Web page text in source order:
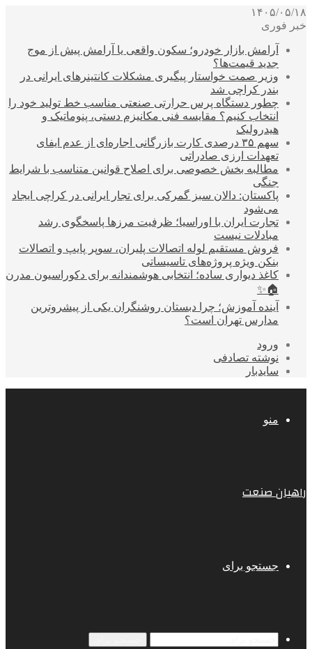
۱۴۰۵/۰۵/۱۸
خبر فوری
آرامش بازار خودرو؛ سکون واقعی یا آرامش پیش از موج
جدید قیمت‌ها؟
وزیر صمت خواستار پیگیری مشکلات کانتینرهای ایرانی در
بندر کراچی شد
چطور دستگاه پرس حرارتی صنعتی مناسب خط تولید خود را
انتخاب کنیم؟ مقایسه فنی مکانیزم دستی، پنوماتیک و
هیدرولیک
سهم ۳۵ درصدی کارت بازرگانی اجاره‌ای از عدم ایفای
تعهدات ارزی صادراتی
مطالبه بخش خصوصی برای اصلاح قوانین متناسب با شرایط
جنگی
پاکستان: دالان سبز گمرکی برای تجار ایرانی در کراچی ایجاد
می‌شود
تجارت ایران با اوراسیا؛ ظرفیت مرزها پاسخگوی رشد
مبادلات نیست
فروش مستقیم لوله اتصالات پلیران، سوپر پایپ و اتصالات
بنکن ویژه پروژه‌های تاسیساتی
کاغذ دیواری ساده؛ انتخابی هوشمندانه برای دکوراسیون مدرن
🏠✨
آینده آموزش؛ چرا دبستان روشنگران یکی از پیشروترین
مدارس تهران است؟
ورود
نوشته تصادفی
سایدبار
منو
راهیان صنعت
جستجو برای